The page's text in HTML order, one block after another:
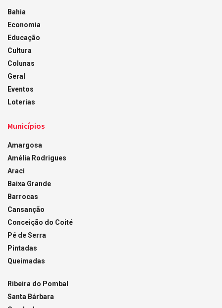
Bahia
Economia
Educação
Cultura
Colunas
Geral
Eventos
Loterias
Municípios
Amargosa
Amélia Rodrigues
Araci
Baixa Grande
Barrocas
Cansanção
Conceição do Coité
Pé de Serra
Pintadas
Queimadas
Ribeira do Pombal
Santa Bárbara